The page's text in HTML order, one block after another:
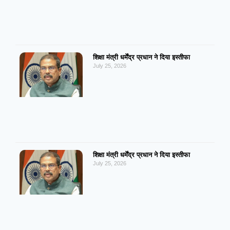
शिक्षा मंत्री धर्मेंद्र प्रधान ने दिया इस्तीफा
July 25, 2026
शिक्षा मंत्री धर्मेंद्र प्रधान ने दिया इस्तीफा
July 25, 2026